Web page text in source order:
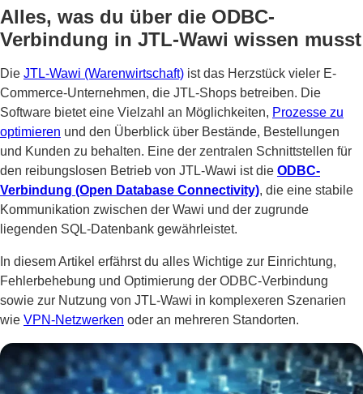
Alles, was du über die ODBC-
Verbindung in JTL-Wawi wissen musst
Die JTL-Wawi (Warenwirtschaft) ist das Herzstück vieler E-
Commerce-Unternehmen, die JTL-Shops betreiben. Die
Software bietet eine Vielzahl an Möglichkeiten, Prozesse zu
optimieren und den Überblick über Bestände, Bestellungen
und Kunden zu behalten. Eine der zentralen Schnittstellen für
den reibungslosen Betrieb von JTL-Wawi ist die ODBC-
Verbindung (Open Database Connectivity), die eine stabile
Kommunikation zwischen der Wawi und der zugrunde
liegenden SQL-Datenbank gewährleistet.
In diesem Artikel erfährst du alles Wichtige zur Einrichtung,
Fehlerbehebung und Optimierung der ODBC-Verbindung
sowie zur Nutzung von JTL-Wawi in komplexeren Szenarien
wie VPN-Netzwerken oder an mehreren Standorten.